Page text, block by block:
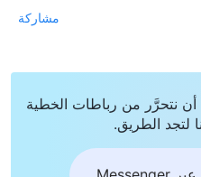
مشاركة
نتحرَّر من رباطات الخطية
لتجد الطريق.